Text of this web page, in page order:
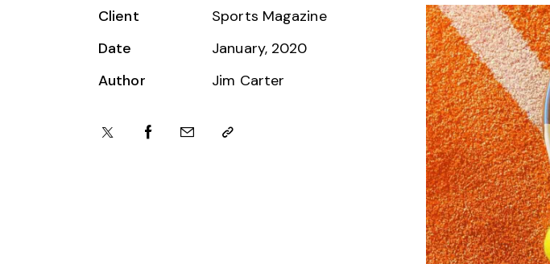
Client
Sports Magazine
Date
January, 2020
Author
Jim Carter